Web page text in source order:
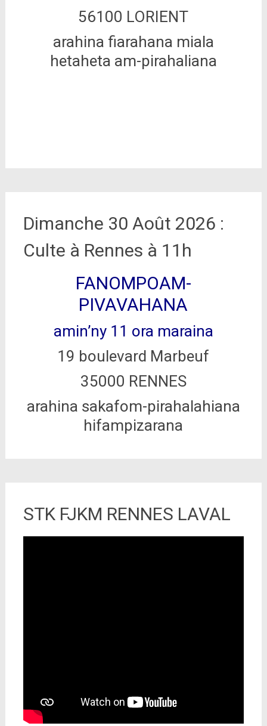
56100 LORIENT
arahina fiarahana miala
hetaheta am-pirahaliana
Dimanche 30 Août 2026 :
Culte à Rennes à 11h
FANOMPOAM-
PIVAVAHANA
amin’ny 11 ora maraina
19 boulevard Marbeuf
35000 RENNES
arahina sakafom-pirahalahiana
hifampizarana
STK FJKM RENNES LAVAL